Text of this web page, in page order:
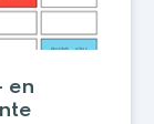
en